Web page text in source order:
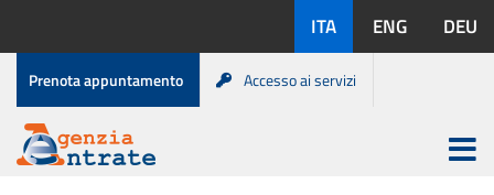
contenuto
disponibili:
ITA ENG DEU
Menu
di
servizio
Prenota appuntamento Accesso ai servizi
Apri
menu